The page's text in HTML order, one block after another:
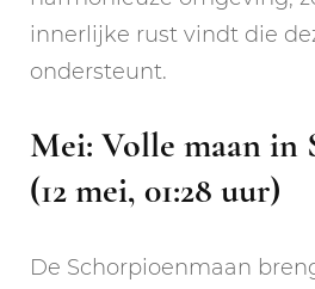
innerlijke rust vindt die
ondersteunt.
Mei: Volle maan in
(12 mei, 01:28 uur)
De Schorpioenmaan